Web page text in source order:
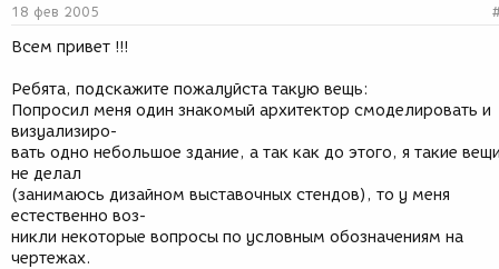
ы
18 фев 2005
Всем привет !!!
Ребята, подскажите пожалуйста такую вещь:
Попросил меня один знакомый архитектор смоделировать и
визуализиро-
вать одно небольшое здание, а так как до этого, я такие
не делал
(занимаюсь дизайном выставочных стендов), то у меня
естественно воз-
никли некоторые вопросы по условным обозначениям на
чертежах.